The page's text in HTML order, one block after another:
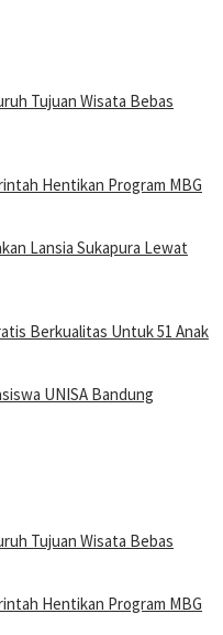
Tujuan Wisata Bebas
Hentikan Program MBG
Lansia Sukapura Lewat
Berkualitas Untuk 51 Anak
UNISA Bandung
Tujuan Wisata Bebas
Hentikan Program MBG